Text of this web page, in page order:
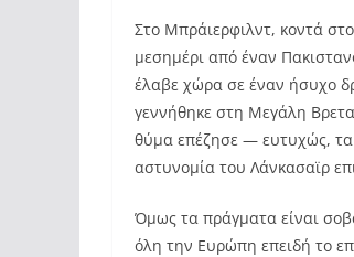
Στο Μπράιερφιλντ, κοντά
μεσημέρι από έναν
έλαβε χώρα σε έναν ήσυχο
γεννήθηκε στη Μεγάλη
θύμα επέζησε — ευτυχώς, τα
αστυνομία του Λάνκασαϊρ
Όμως τα πράγματα είναι
όλη την Ευρώπη επειδή το